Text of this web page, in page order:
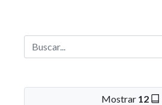
Mostrar 12